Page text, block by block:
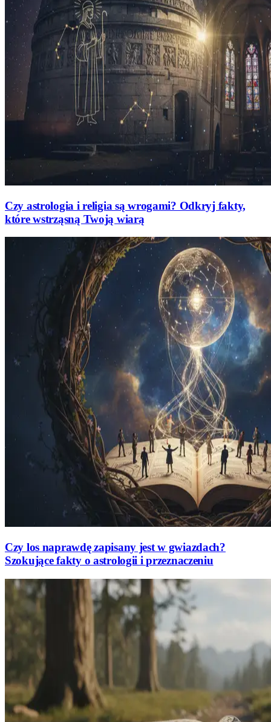
Czy astrologia i religia są wrogami? Odkryj fakty,
które wstrząsną Twoją wiarą
Czy los naprawdę zapisany jest w gwiazdach?
Szokujące fakty o astrologii i przeznaczeniu